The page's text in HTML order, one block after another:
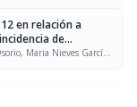
en relación a
de
Maria Nieves García-